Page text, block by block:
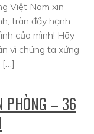
Việt Nam xin
tràn đầy hạnh
của mình! Hãy
vì chúng ta xứng
[…]
PHÒNG – 36